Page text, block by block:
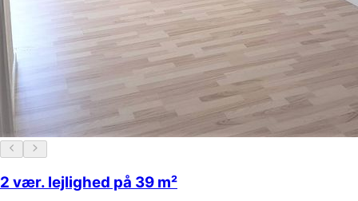
2 vær. lejlighed på 39 m²